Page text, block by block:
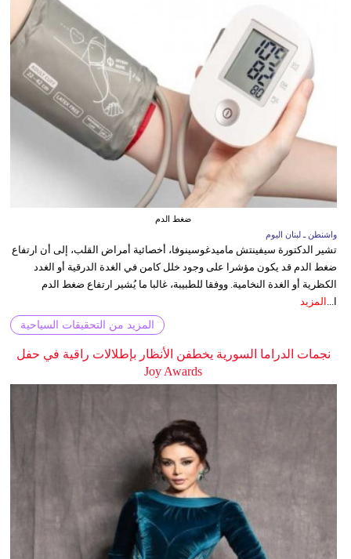
ضغط الدم
واشنطن ـ لبنان اليوم
تشير الدكتورة سيفينتش ماميدغوسينوفا، أخصائية أمراض القلب، إلى أن ارتفاع
ضغط الدم قد يكون مؤشرا على وجود خلل كامن في الغدة الدرقية أو الغدد
الكظرية أو الغدة النخامية. ووفقا للطبيبة، غالبا ما يُشير ارتفاع ضغط الدم
ا...
المزيد
المزيد من التحقيقات السياحية
نجمات الدراما السورية يخطفن الأنظار بإطلالات راقية في حفل
Joy Awards